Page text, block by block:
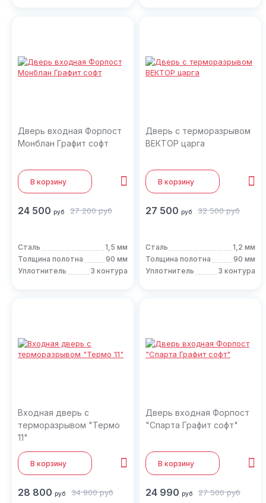
Дверь входная Форпост
Монблан Графит софт
В корзину
24 500 руб 27 200 руб
Сталь
1,5 мм
Толщина полотна
90 мм
Уплотнитель
3 контура
Дверь с терморазрывом
ВЕКТОР царга
В корзину
27 500 руб 32 500 руб
Сталь
1,2 мм
Толщина полотна
90 мм
Уплотнитель
3 контура
Входная дверь с
терморазрывом "Термо
11"
В корзину
28 800 руб 34 900 руб
Дверь входная Форпост
"Спарта Графит софт"
В корзину
24 990 руб 27 500 руб